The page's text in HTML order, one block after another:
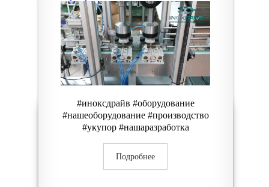
#иноксдрайв #оборудование
#нашеоборудование #производство
#укупор #нашаразработка
Подробнее